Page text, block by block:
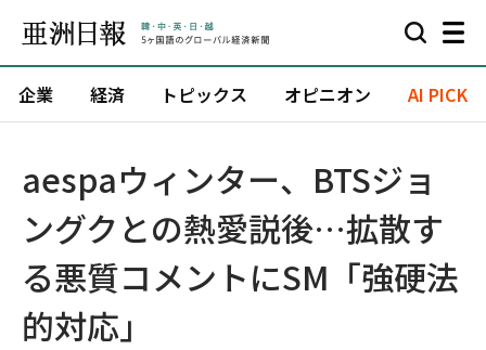
企業 経済 トピックス オピニオン AI PICK
aespaウィンター、BTSジョ
ングクとの熱愛説後…拡散す
る悪質コメントにSM「強硬法
的対応」